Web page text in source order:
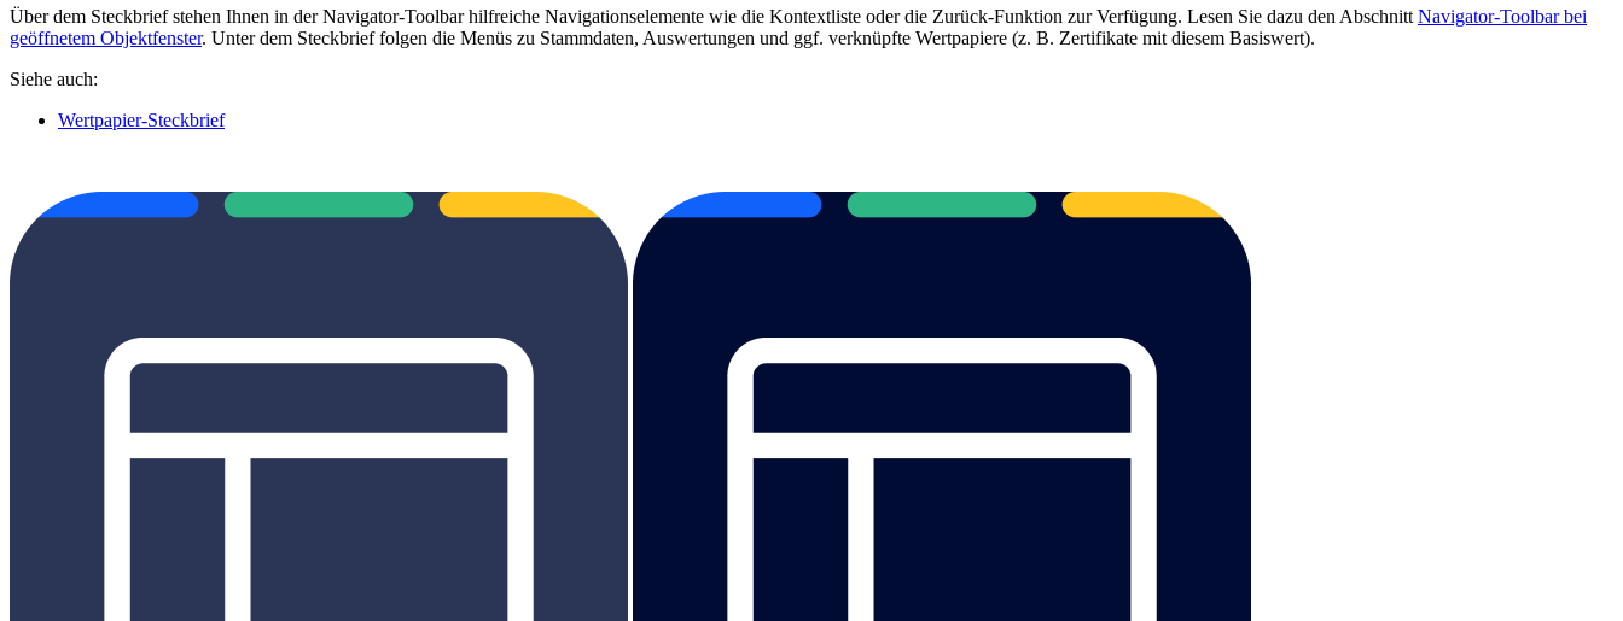
Über dem Steckbrief stehen Ihnen in der Navigator-Toolbar hilfreiche Navigationselemente wie die Kontextliste oder die Zurück-Funktion zur Verfügung. Lesen Sie dazu den AbschnittNavigator-Toolbar bei
geöffnetem Objektfenster. Unter dem Steckbrief folgen die Menüs zu Stammdaten, Auswertungen und ggf. verknüpfte Wertpapiere (z. B. Zertifikate mit diesem Basiswert).
Siehe auch:
Wertpapier-Steckbrief